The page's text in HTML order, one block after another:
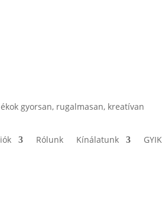
gyorsan, rugalmasan, kreatívan
Rólunk Kínálatunk GYIK